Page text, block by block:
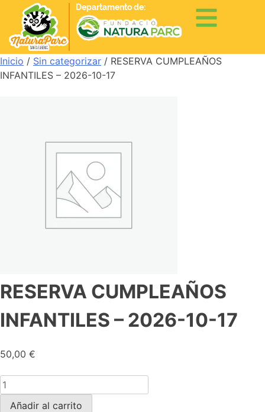
Departamento de:
Inicio / Sin categorizar / RESERVA CUMPLEAÑOS
INFANTILES – 2026-10-17
RESERVA CUMPLEAÑOS
INFANTILES – 2026-10-17
50,00 €
Añadir al carrito